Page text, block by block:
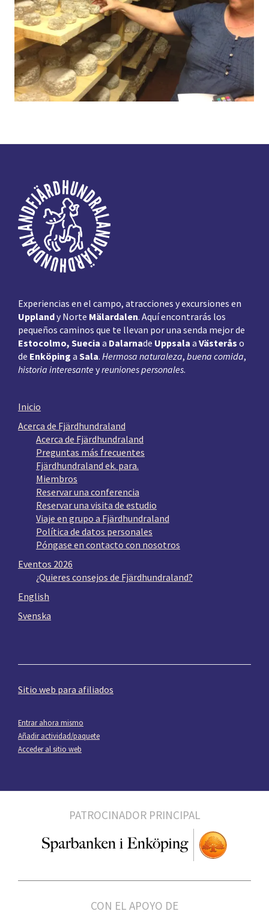
página
Experiencias en el campo, atracciones y excursiones en
Upplandy Norte Mälardalen. Aquí encontrarás los
pequeños caminos que te llevan por una senda mejor de
Estocolmo, Suecia a Dalarnade Uppsala a Västerås o
de Enköping a Sala. Hermosa naturaleza, buena comida,
historia interesante yreuniones personales.
Inicio
Acerca de Fjärdhundraland
Acerca de Fjärdhundraland
Preguntas más frecuentes
Fjärdhundraland ek. para.
Miembros
Reservar una conferencia
Reservar una visita de estudio
Viaje en grupo a Fjärdhundraland
Política de datos personales
Póngase en contacto con nosotros
Eventos 2026
¿Quieres consejos de Fjärdhundraland?
English
Svenska
Sitio web para afiliados
Entrar ahora mismo
Añadir actividad/paquete
Acceder al sitio web
PATROCINADOR PRINCIPAL
CON EL APOYO DE